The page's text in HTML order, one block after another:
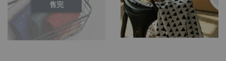
售完